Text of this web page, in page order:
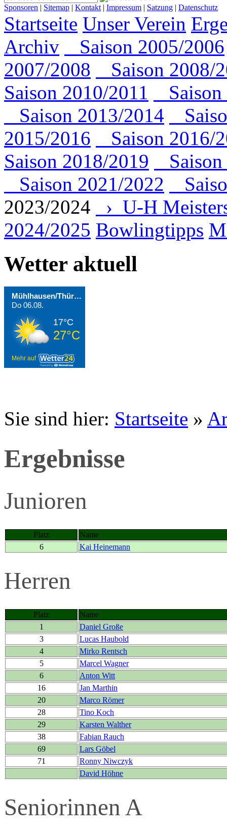
Sponsoren | Sitemap | Kontakt | Impressum | Satzung | Datenschutz
Startseite Unser Verein
Archiv
Saison 2005/2006
2007/2008
Saison 2008/
Saison 2010/2011
Saison
Saison 2013/2014
2015/2016
Saison 2016/
Saison 2018/2019
Saison
Saison 2021/2022
2023/2024
› U-H
2024/2025 Bowlingtipps
Wetter aktuell
Mühlhausen/Thüringen
Do 06.08.
17°C
27°C
Mehr auf
Sie sind hier: Startseite »
Ergebnisse
Junioren
Platz
Name
6
Kai Heinemann
Herren
Platz
Name
1
Daniel Große
3
Lucas Haubold
4
Mirko Rentsch
5
Marcel Wagner
6
Anton Witt
16
Jan Marthin
20
Marco Römer
28
Tino Koch
29
Karsten Walther
38
Fabian Rauch
69
Lars Göbel
71
Ronny Niwczyk
David Höhne
Seniorinnen A